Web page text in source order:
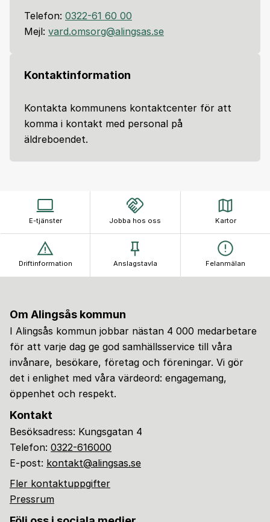
Telefon: 0322-61 60 00
Mejl: vard.omsorg@alingsas.se
Kontaktinformation
Kontakta kommunens kontaktcenter för att
komma i kontakt med personal på
äldreboendet.
E-tjänster Jobba hos oss Kartor
Driftinformation Anslagstavla Felanmälan
Om Alingsås kommun
I Alingsås kommun jobbar nästan 4 000 medarbetare
för att varje dag ge god samhällsservice till våra
invånare, besökare, företag och föreningar. Vi gör
det i enlighet med våra värdeord: engagemang,
öppenhet och respekt.
Kontakt
Besöksadress: Kungsgatan 4
Telefon: 0322-616000
E-post: kontakt@alingsas.se
Fler kontaktuppgifter
Pressrum